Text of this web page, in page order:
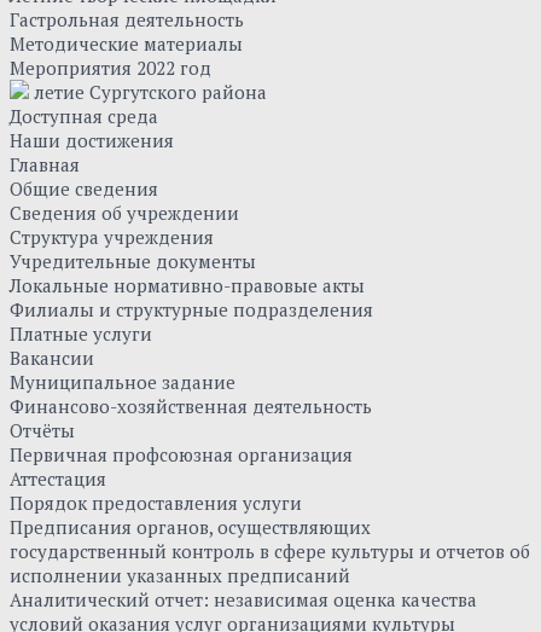
Гастрольная деятельность
Методические материалы
Мероприятия 2022 год
летие Сургутского района
Доступная среда
Наши достижения
Главная
Общие сведения
Сведения об учреждении
Структура учреждения
Учредительные документы
Локальные нормативно-правовые акты
Филиалы и структурные подразделения
Платные услуги
Вакансии
Муниципальное задание
Финансово-хозяйственная деятельность
Отчёты
Первичная профсоюзная организация
Аттестация
Порядок предоставления услуги
Предписания органов, осуществляющих
государственный контроль в сфере культуры и отчетов об
исполнении указанных предписаний
Аналитический отчет: независимая оценка качества
условий оказания услуг организациями культуры